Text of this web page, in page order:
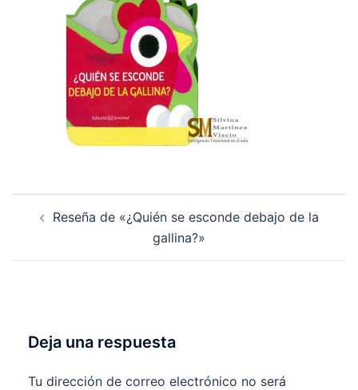
Reseña de «¿Quién se esconde debajo de la
gallina?»
Deja una respuesta
Tu dirección de correo electrónico no será